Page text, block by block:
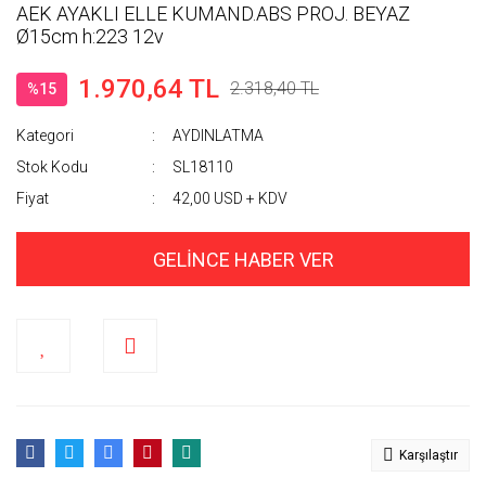
AEK AYAKLI ELLE KUMAND.ABS PROJ. BEYAZ
Ø15cm h:223 12v
%15 1.970,64 TL 2.318,40 TL
Kategori
AYDINLATMA
Stok Kodu
SL18110
Fiyat
42,00 USD + KDV
GELİNCE HABER VER
Karşılaştır